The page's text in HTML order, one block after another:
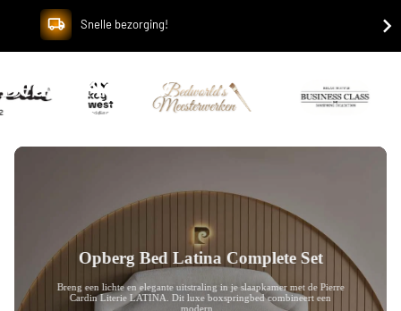
Snelle bezorging!
Bedworld B.V.
Opberg Bed Leon Complete Set
Breng een eigentijdse en luxe uitstraling in je slaapkamer met de Pierre
Cardin Literie LEON. Dit stijlvolle boxspringbed onderscheidt zic...